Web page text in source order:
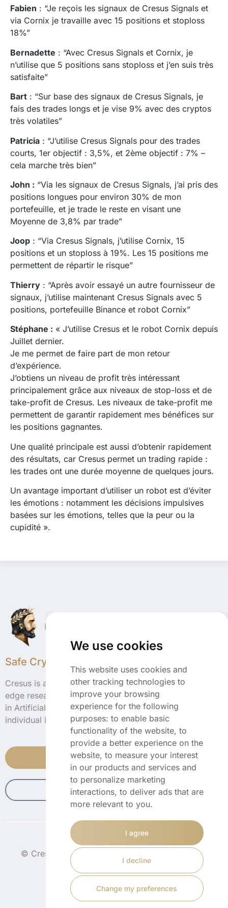
We use cookies
This website uses cookies and
other tracking technologies to
improve your browsing
experience for the following
purposes: to enable basic
functionality of the website, to
provide a better experience on the
website, to measure your interest
in our products and services and
to personalize marketing
interactions, to deliver ads that are
more relevant to you.
I agree
I decline
Change my preferences
Fabien : “Je reçois les signaux de Cresus Signals et
via Cornix je travaille avec 15 positions et stoploss
18%”
Bernadette : “Avec Cresus Signals et Cornix, je
n’utilise que 5 positions sans stoploss et j’en suis très
satisfaite”
Bart : “Sur base des signaux de Cresus Signals, je
fais des trades longs et je vise 9% avec des cryptos
très volatiles”
Patricia : “J’utilise Cresus Signals pour des trades
courts, 1er objectif : 3,5%, et 2ème objectif : 7% –
cela marche très bien”
John : “Via les signaux de Cresus Signals, j’ai pris des
positions longues pour environ 30% de mon
portefeuille, et je trade le reste en visant une
Moyenne de 3,8% par trade”
Joop : “Via Cresus Signals, j’utilise Cornix, 15
positions et un stoploss à 19%. Les 15 positions me
permettent de répartir le risque”
Thierry : “Après avoir essayé un autre fournisseur de
signaux, j’utilise maintenant Cresus Signals avec 5
positions, portefeuille Binance et robot Cornix”
Stéphane : « J’utilise Cresus et le robot Cornix depuis
Juillet dernier.
Je me permet de faire part de mon retour
d’expérience.
J’obtiens un niveau de profit très intéressant
principalement grâce aux niveaux de stop-loss et de
take-profit de Cresus. Les niveaux de take-profit me
permettent de garantir rapidement mes bénéfices sur
les positions gagnantes.
Une qualité principale est aussi d’obtenir rapidement
des résultats, car Cresus permet un trading rapide :
les trades ont une durée moyenne de quelques jours.
Un avantage important d’utiliser un robot est d’éviter
les émotions : notamment les décisions impulsives
basées sur les émotions, telles que la peur ou la
cupidité ».
Safe Crypto Trading
Cresus is a data science company applying cutting-
edge research
in Artificial Intelligence to deliver efficient services to
individual investors.
Purchase premium
Telegram channel
© CresusSignals.com 2022 – all rights reserved.